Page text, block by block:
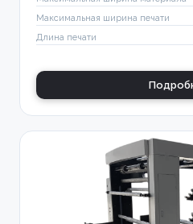
Максимальная ширина печати
Длина печати